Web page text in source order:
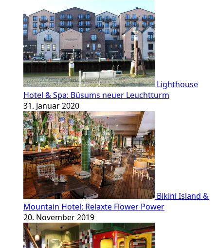
Lighthouse
Hotel & Spa: Büsums neuer Leuchtturm
31. Januar 2020
Bikini Island &
Mountain Hotel: Relaxte Flower Power
20. November 2019